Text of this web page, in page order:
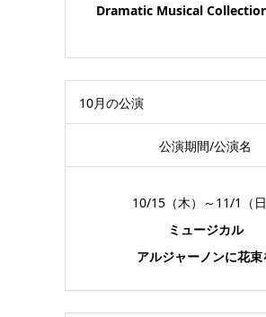
Dramatic Musical
10月の公演
公演期間/公演名
10/15（木）～11/1（日
ミュージカル
アルジャーノンに花束